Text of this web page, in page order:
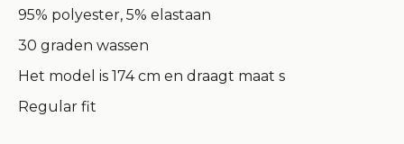
95% polyester, 5% elastaan
30 graden wassen
Het model is 174 cm en draagt maat s
Regular fit